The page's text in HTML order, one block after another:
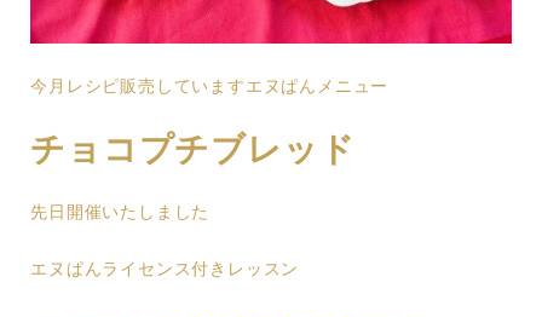
今月レシピ販売していますエヌぱんメニュー
チョコプチブレッド
先日開催いたしました
エヌぱんライセンス付きレッスン